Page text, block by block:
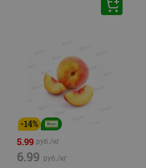
-14%
5.99 руб./кг
6.99 руб./кг